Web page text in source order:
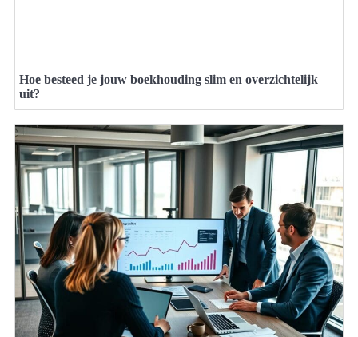
Hoe besteed je jouw boekhouding slim en overzichtelijk
uit?